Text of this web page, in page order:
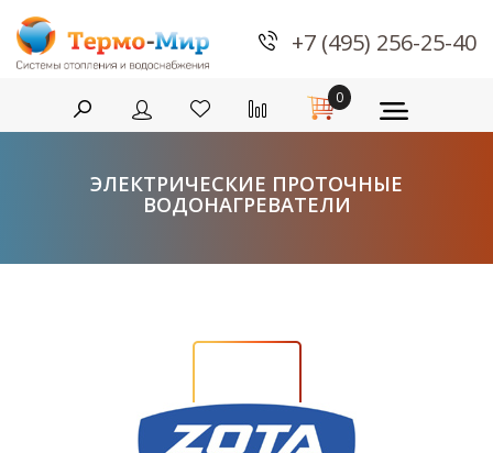
+7 (495) 256-25-40
0
ЭЛЕКТРИЧЕСКИЕ ПРОТОЧНЫЕ
ВОДОНАГРЕВАТЕЛИ